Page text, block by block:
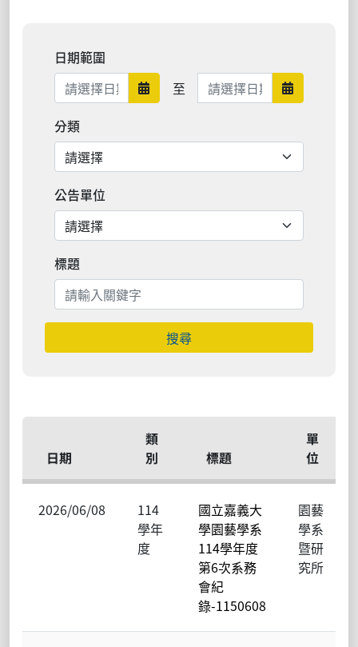
日期範圍
日期範圍開始
至 日期範圍結束 日期範圍
分類
公告單位
標題
搜尋
日期
類
別
標題
單
位
2026/06/08
114
學年
度
國立嘉義大
學園藝學系
114學年度
第6次系務
會紀
錄-1150608
園藝
學系
暨研
究所